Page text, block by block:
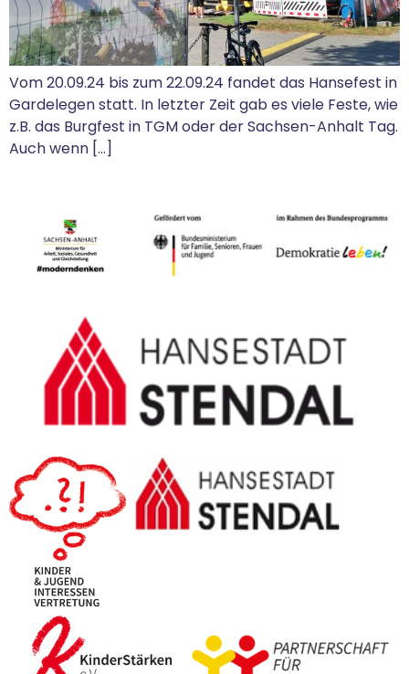
Vom 20.09.24 bis zum 22.09.24 fandet das Hansefest in
Gardelegen statt. In letzter Zeit gab es viele Feste, wie
z.B. das Burgfest in TGM oder der Sachsen-Anhalt Tag.
Auch wenn […]